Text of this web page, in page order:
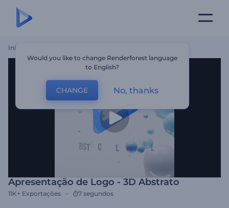
Início
Apresentação de Logo - 3D Abstrato
11K+ Exportações 7 segundos
Would you like to change Renderforest language
to English?
CHANGE No, thanks